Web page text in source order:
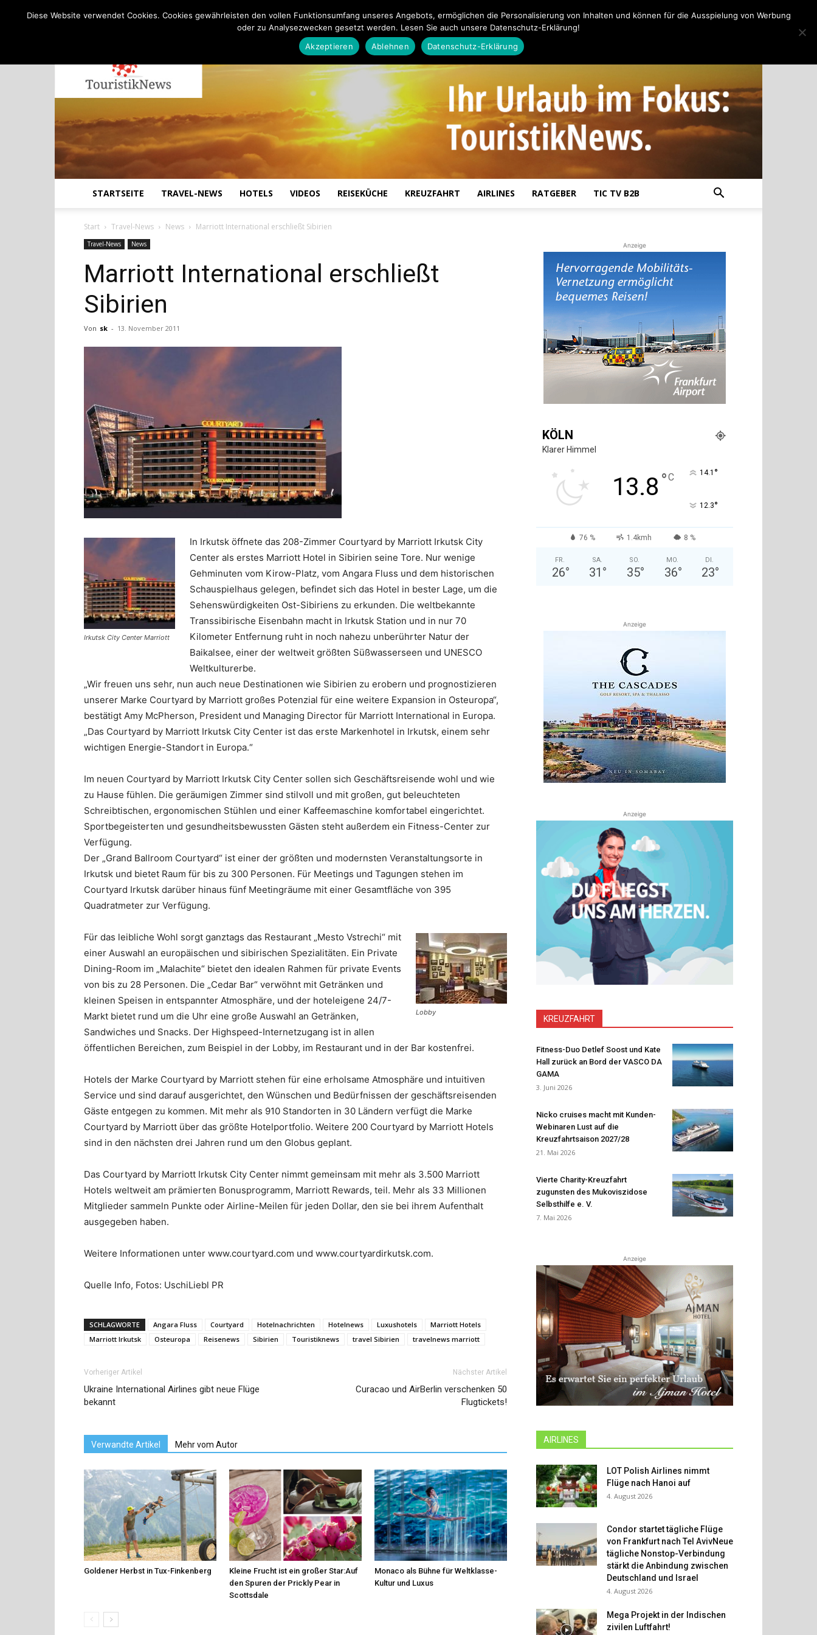
STARTSEITE TRAVEL-NEWS HOTELS VIDEOS REISEKÜCHE KREUZFAHRT AIRLINES RATGEBER TIC TV B2B
Start Travel-News News Marriott International erschließt Sibirien
Travel-News News
Marriott International erschließt
Sibirien
Von sk - 13. November 2011
Irkutsk City Center Marriott
In Irkutsk öffnete das 208-Zimmer Courtyard by Marriott Irkutsk City
Center als erstes Marriott Hotel in Sibirien seine Tore. Nur wenige
Gehminuten vom Kirow-Platz, vom Angara Fluss und dem historischen
Schauspielhaus gelegen, befindet sich das Hotel in bester Lage, um die
Sehenswürdigkeiten Ost-Sibiriens zu erkunden. Die weltbekannte
Transsibirische Eisenbahn macht in Irkutsk Station und in nur 70
Kilometer Entfernung ruht in noch nahezu unberührter Natur der
Baikalsee, einer der weltweit größten Süßwasserseen und UNESCO
Weltkulturerbe.
„Wir freuen uns sehr, nun auch neue Destinationen wie Sibirien zu erobern und prognostizieren
unserer Marke Courtyard by Marriott großes Potenzial für eine weitere Expansion in Osteuropa“,
bestätigt Amy McPherson, President und Managing Director für Marriott International in Europa.
„Das Courtyard by Marriott Irkutsk City Center ist das erste Markenhotel in Irkutsk, einem sehr
wichtigen Energie-Standort in Europa.“
Im neuen Courtyard by Marriott Irkutsk City Center sollen sich Geschäftsreisende wohl und wie
zu Hause fühlen. Die geräumigen Zimmer sind stilvoll und mit großen, gut beleuchteten
Schreibtischen, ergonomischen Stühlen und einer Kaffeemaschine komfortabel eingerichtet.
Sportbegeisterten und gesundheitsbewussten Gästen steht außerdem ein Fitness-Center zur
Verfügung.
Der „Grand Ballroom Courtyard“ ist einer der größten und modernsten Veranstaltungsorte in
Irkutsk und bietet Raum für bis zu 300 Personen. Für Meetings und Tagungen stehen im
Courtyard Irkutsk darüber hinaus fünf Meetingräume mit einer Gesamtfläche von 395
Quadratmeter zur Verfügung.
Lobby
Für das leibliche Wohl sorgt ganztags das Restaurant „Mesto Vstrechi“ mit
einer Auswahl an europäischen und sibirischen Spezialitäten. Ein Private
Dining-Room im „Malachite“ bietet den idealen Rahmen für private Events
von bis zu 28 Personen. Die „Cedar Bar“ verwöhnt mit Getränken und
kleinen Speisen in entspannter Atmosphäre, und der hoteleigene 24/7-
Markt bietet rund um die Uhr eine große Auswahl an Getränken,
Sandwiches und Snacks. Der Highspeed-Internetzugang ist in allen
öffentlichen Bereichen, zum Beispiel in der Lobby, im Restaurant und in der Bar kostenfrei.
Hotels der Marke Courtyard by Marriott stehen für eine erholsame Atmosphäre und intuitiven
Service und sind darauf ausgerichtet, den Wünschen und Bedürfnissen der geschäftsreisenden
Gäste entgegen zu kommen. Mit mehr als 910 Standorten in 30 Ländern verfügt die Marke
Courtyard by Marriott über das größte Hotelportfolio. Weitere 200 Courtyard by Marriott Hotels
sind in den nächsten drei Jahren rund um den Globus geplant.
Das Courtyard by Marriott Irkutsk City Center nimmt gemeinsam mit mehr als 3.500 Marriott
Hotels weltweit am prämierten Bonusprogramm, Marriott Rewards, teil. Mehr als 33 Millionen
Mitglieder sammeln Punkte oder Airline-Meilen für jeden Dollar, den sie bei ihrem Aufenthalt
ausgegeben haben.
Weitere Informationen unter www.courtyard.com und www.courtyardirkutsk.com.
Quelle Info, Fotos: UschiLiebl PR
SCHLAGWORTE Angara Fluss Courtyard Hotelnachrichten Hotelnews Luxushotels
Marriott Hotels
Marriott Irkutsk
Osteuropa Reisenews Sibirien Touristiknews travel Sibirien travelnews marriott
Vorheriger Artikel
Ukraine International Airlines gibt neue Flüge
bekannt
Nächster Artikel
Curacao und AirBerlin verschenken 50
Flugtickets!
Verwandte Artikel Mehr vom Autor
Goldener Herbst in Tux-Finkenberg
Kleine Frucht ist ein großer Star:Auf
den Spuren der Prickly Pear in
Scottsdale
Monaco als Bühne für Weltklasse-
Kultur und Luxus
Anzeige
KÖLN
Klarer Himmel
13.8 °C 14.1 °
12.3°
76 % 1.4kmh 8 %
FR.
26°
SA.
31 °
SO.
35°
MO.
36°
DI.
23°
Anzeige
Anzeige
KREUZFAHRT
Fitness-Duo Detlef Soost und Kate
Hall zurück an Bord der VASCO DA
GAMA
3. Juni 2026
Nicko cruises macht mit Kunden-
Webinaren Lust auf die
Kreuzfahrtsaison 2027/28
21. Mai 2026
Vierte Charity-Kreuzfahrt
zugunsten des Mukoviszidose
Selbsthilfe e. V.
7. Mai 2026
Anzeige
AIRLINES
LOT Polish Airlines nimmt
Flüge nach Hanoi auf
4. August 2026
Condor startet tägliche Flüge
von Frankfurt nach Tel AvivNeue
tägliche Nonstop-Verbindung
stärkt die Anbindung zwischen
Deutschland und Israel
4. August 2026
Mega Projekt in der Indischen
zivilen Luftfahrt!
Diese Website verwendet Cookies. Cookies gewährleisten den vollen Funktionsumfang unseres Angebots, ermöglichen die Personalisierung von Inhalten und können für die Ausspielung von Werbung
oder zu Analysezwecken gesetzt werden. Lesen Sie auch unsere Datenschutz-Erklärung!
Akzeptieren
Ablehnen Datenschutz-Erklärung